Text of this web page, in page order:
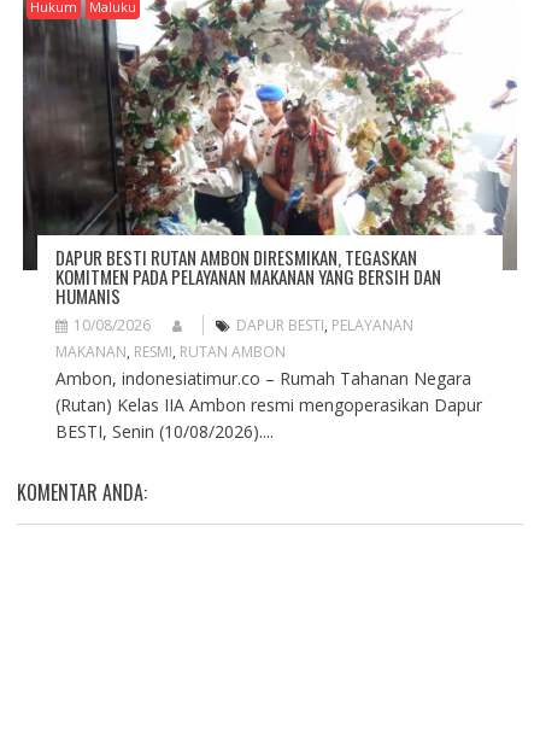
Hukum Maluku
DAPUR BESTI RUTAN AMBON DIRESMIKAN, TEGASKAN
KOMITMEN PADA PELAYANAN MAKANAN YANG BERSIH DAN
HUMANIS
10/08/2026 DAPUR BESTI, PELAYANAN
MAKANAN, RESMI, RUTAN AMBON
Ambon, indonesiatimur.co – Rumah Tahanan Negara
(Rutan) Kelas IIA Ambon resmi mengoperasikan Dapur
BESTI, Senin (10/08/2026)....
KOMENTAR ANDA: